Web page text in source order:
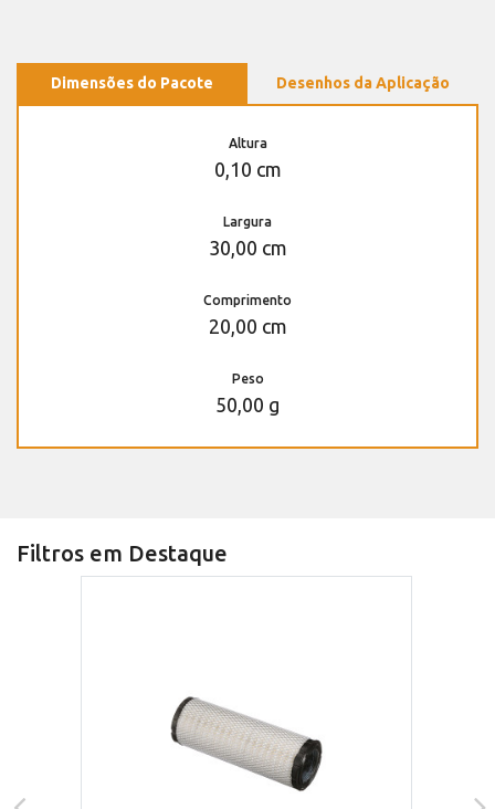
Dimensões do Pacote Desenhos da Aplicação
Altura
0,10 cm
Largura
30,00 cm
Comprimento
20,00 cm
Peso
50,00 g
Filtros em Destaque